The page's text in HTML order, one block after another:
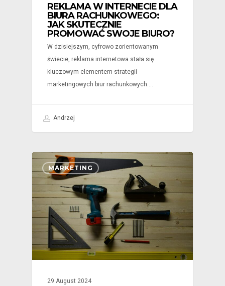
REKLAMA W INTERNECIE DLA
BIURA RACHUNKOWEGO:
JAK SKUTECZNIE
PROMOWAĆ SWOJE BIURO?
W dzisiejszym, cyfrowo zorientowanym
świecie, reklama internetowa stała się
kluczowym elementem strategii
marketingowych biur rachunkowych.…
Andrzej
MARKETING
29 August 2024